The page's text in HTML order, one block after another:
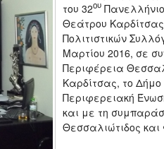
του 32ου
Θεάτρου
Πολιτιστικών
Μαρτίου 2016, σε
Περιφέρεια
Καρδίτσας, το
Περιφερειακή
και με τη
Θεσσαλιώτιδος